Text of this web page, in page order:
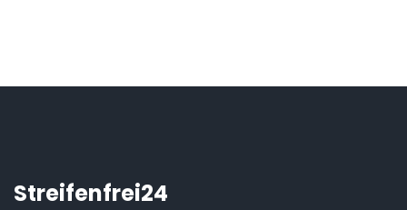
Streifenfrei24